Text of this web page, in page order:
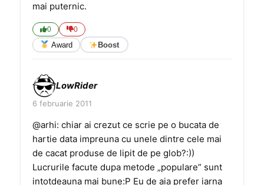
mai puternic.
0 0
Award Boost
LowRider
6 februarie 2011
@arhi: chiar ai crezut ce scrie pe o bucata de
hartie data impreuna cu unele dintre cele mai
de cacat produse de lipit de pe glob?:))
Lucrurile facute dupa metode „populare” sunt
intotdeauna mai bune:P Eu de aia prefer iarna